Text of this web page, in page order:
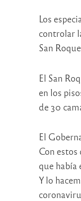
Los
controlar
San
El San
en los
de 30
El
Con
que había
Y lo